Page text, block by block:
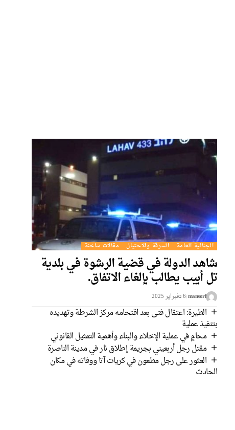
الجنائية العامة السرقة والاحتيال مقالات ساخنة
شاهد الدولة في قضية الرشوة في بلدية
تل أبيب يطالب بإلغاء الاتفاق.
mansorf6 בفبراير 2025
الطيرة: اعتقال فتى بعد اقتحامه مركز الشرطة وتهديده
بتنفيذ عملية
محامٍ في عملية الإخلاء والبناء وأهمية التمثيل القانوني
مقتل رجل أربعيني بجريمة إطلاق نار في مدينة الناصرة
العثور على رجل مطعون في كريات آتا ووفاته في مكان
الحادث